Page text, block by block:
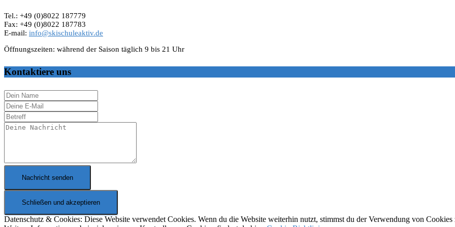
Tel.: +49 (0)8022 187779
Fax: +49 (0)8022 187783
E-mail: info@skischuleaktiv.de
Öffnungszeiten: während der Saison täglich 9 bis 21 Uhr
Kontaktiere uns
Nachricht senden
Datenschutz & Cookies: Diese Website verwendet Cookies. Wenn du die Website weiterhin nutzt, stimmst du der Verwendung von Cookies